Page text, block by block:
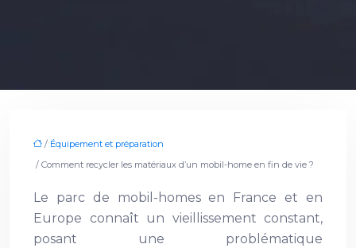
/ Équipement et préparation
/ Comment recycler les matériaux d’un mobil-home en fin de vie ?
Le parc de mobil-homes en France et en
Europe connaît un vieillissement constant,
posant une problématique